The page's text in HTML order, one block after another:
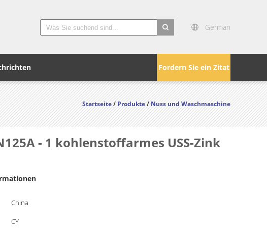
German
Fordern Sie ein Zitat
Startseite/Produkte/Nuss und Waschmaschine
- 1 kohlenstoffarmes USS-Zink
China
CY